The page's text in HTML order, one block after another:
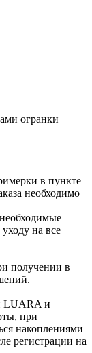
огранки
в пункте
необходимо
на все
получении в
LUARA и
при
накоплениями
регистрации на